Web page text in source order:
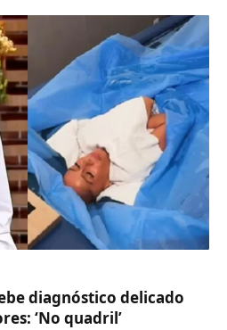
diagnóstico delicado
‘No quadril’